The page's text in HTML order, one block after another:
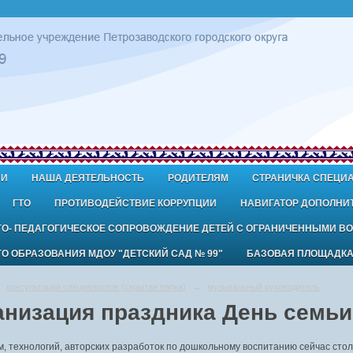
НАША ДЕЯТЕЛЬНОСТЬ РОДИТЕЛЯМ СТРАНИЧКА
ГТО ПРОТИВОДЕЙСТВИЕ КОРРУПЦИИ НАВИГАТОР
ПЕДАГОГИЧЕСКОЕ СОПРОВОЖДЕНИЕ ДЕТЕЙ С ОГРАНИЧЕННЫМИ
ОБРАЗОВАНИЯ МДОУ "ДЕТСКИЙ САД № 99" БАЗОВАЯ ПЛОЩАДКА
консультации специалистов (скрытая папка) → музыкальный руководитель
праздника День
авторских разработок по дошкольному воспитанию сейчас